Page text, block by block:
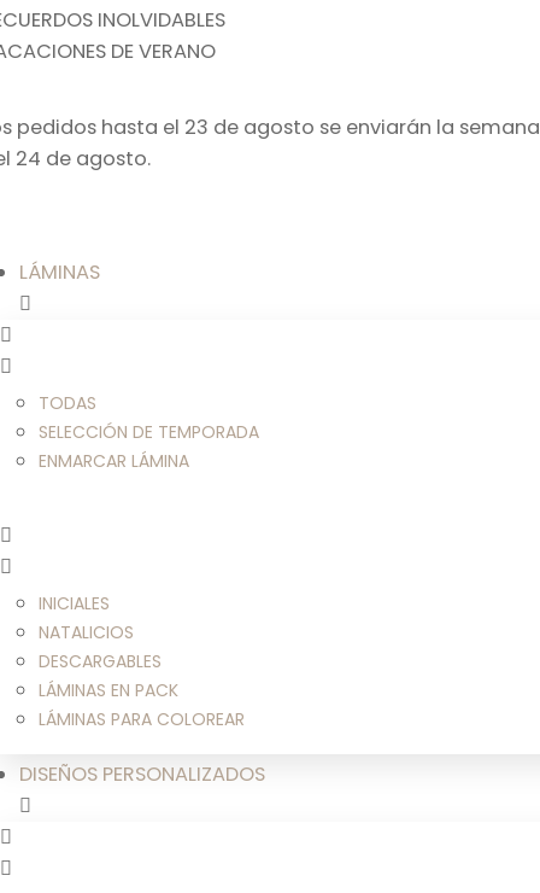
INOLVIDABLES
DE VERANO
pedidos hasta el 23 de agosto se enviarán la semana
24 de agosto.
LÁMINAS
TODAS
SELECCIÓN DE TEMPORADA
ENMARCAR LÁMINA
INICIALES
NATALICIOS
DESCARGABLES
LÁMINAS EN PACK
LÁMINAS PARA COLOREAR
DISEÑOS PERSONALIZADOS